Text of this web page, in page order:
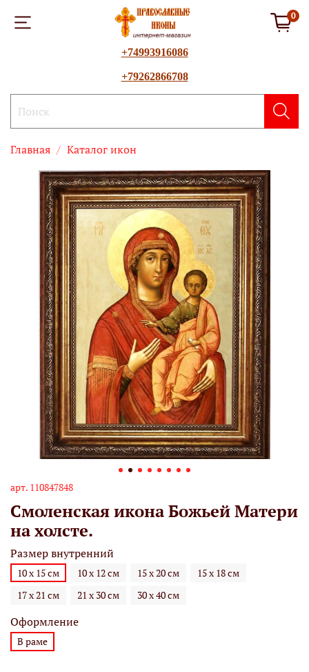
0
+74993916086
+79262866708
Главная Каталог икон
арт. 110847848
Смоленская икона Божьей Матери
на холсте.
Размер внутренний
10 х 15 см 10 х 12 см 15 х 20 см
15 х 18 см
17 х 21 см
21 х 30 см 30 х 40 см
Оформление
В раме